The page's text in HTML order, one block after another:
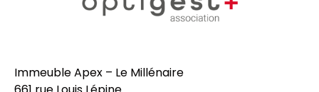
Immeuble Apex – Le Millénaire